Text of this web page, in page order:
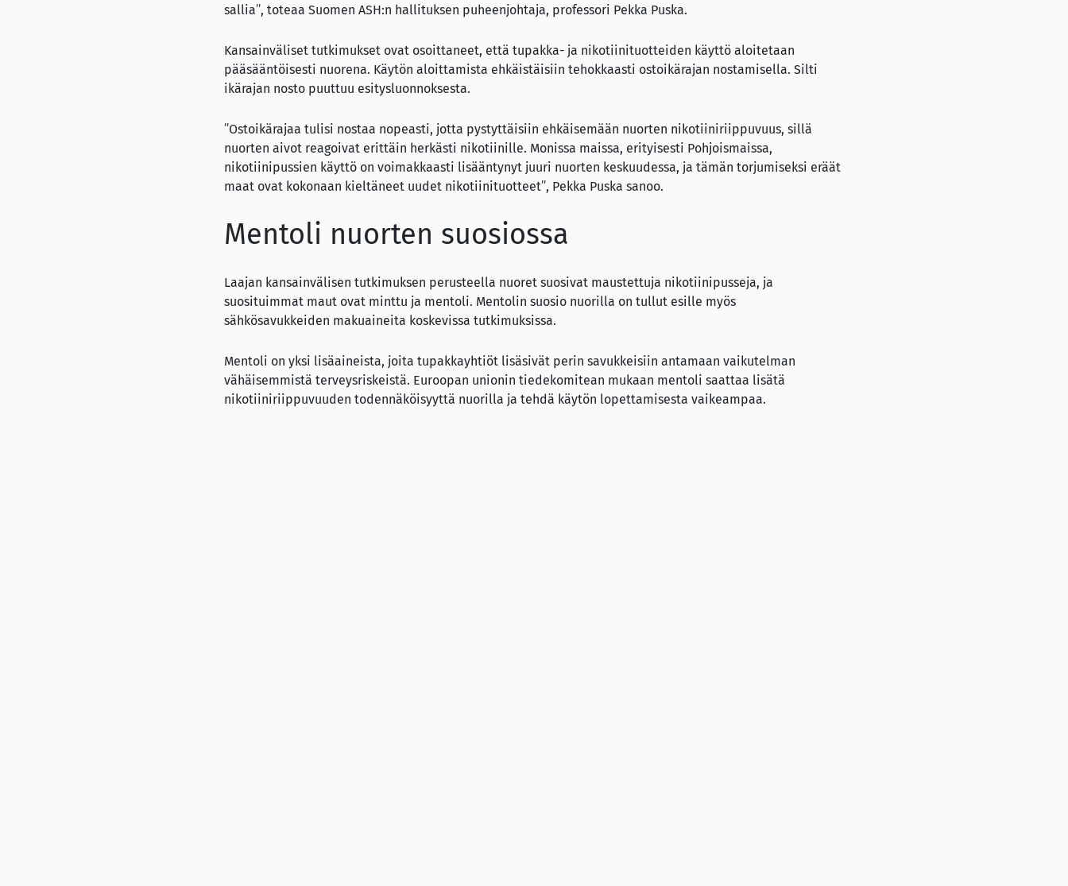
sallia”, toteaa Suomen ASH:n hallituksen puheenjohtaja, professori Pekka Puska.
Kansainväliset tutkimukset ovat osoittaneet, että tupakka- ja nikotiinituotteiden käyttö aloitetaan
pääsääntöisesti nuorena. Käytön aloittamista ehkäistäisiin tehokkaasti ostoikärajan nostamisella. Silti
ikärajan nosto puuttuu esitysluonnoksesta.
”Ostoikärajaa tulisi nostaa nopeasti, jotta pystyttäisiin ehkäisemään nuorten nikotiiniriippuvuus, sillä
nuorten aivot reagoivat erittäin herkästi nikotiinille. Monissa maissa, erityisesti Pohjoismaissa,
nikotiinipussien käyttö on voimakkaasti lisääntynyt juuri nuorten keskuudessa, ja tämän torjumiseksi eräät
maat ovat kokonaan kieltäneet uudet nikotiinituotteet”, Pekka Puska sanoo.
Mentoli nuorten suosiossa
Laajan kansainvälisen tutkimuksen perusteella nuoret suosivat maustettuja nikotiinipusseja, ja
suosituimmat maut ovat minttu ja mentoli. Mentolin suosio nuorilla on tullut esille myös
sähkösavukkeiden makuaineita koskevissa tutkimuksissa.
Mentoli on yksi lisäaineista, joita tupakkayhtiöt lisäsivät perin savukkeisiin antamaan vaikutelman
vähäisemmistä terveysriskeistä. Euroopan unionin tiedekomitean mukaan mentoli saattaa lisätä
nikotiiniriippuvuuden todennäköisyyttä nuorilla ja tehdä käytön lopettamisesta vaikeampaa.